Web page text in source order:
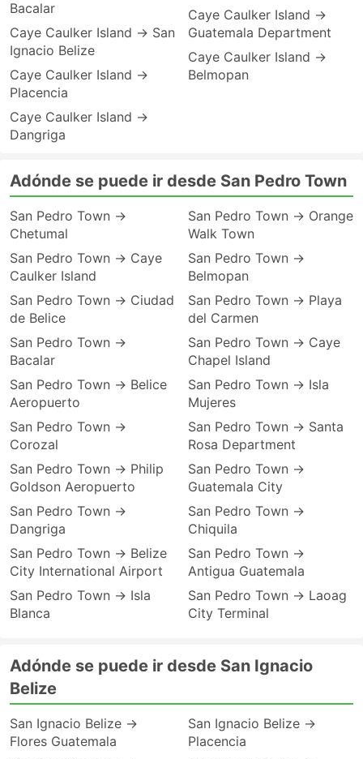
Bacalar
Caye Caulker Island → San
Ignacio Belize
Caye Caulker Island →
Placencia
Caye Caulker Island →
Dangriga
Caye Caulker Island →
Guatemala Department
Caye Caulker Island →
Belmopan
Adónde se puede ir desde San Pedro Town
San Pedro Town →
Chetumal
San Pedro Town → Caye
Caulker Island
San Pedro Town → Ciudad
de Belice
San Pedro Town →
Bacalar
San Pedro Town → Belice
Aeropuerto
San Pedro Town →
Corozal
San Pedro Town → Philip
Goldson Aeropuerto
San Pedro Town →
Dangriga
San Pedro Town → Belize
City International Airport
San Pedro Town → Isla
Blanca
San Pedro Town → Orange
Walk Town
San Pedro Town →
Belmopan
San Pedro Town → Playa
del Carmen
San Pedro Town → Caye
Chapel Island
San Pedro Town → Isla
Mujeres
San Pedro Town → Santa
Rosa Department
San Pedro Town →
Guatemala City
San Pedro Town →
Chiquila
San Pedro Town →
Antigua Guatemala
San Pedro Town → Laoag
City Terminal
Adónde se puede ir desde San Ignacio
Belize
San Ignacio Belize →
Flores Guatemala
San Ignacio Belize →
Placencia